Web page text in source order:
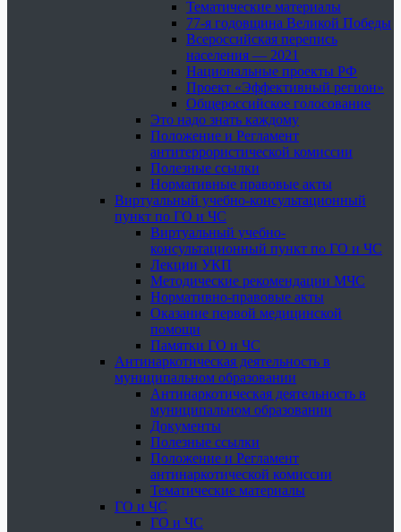
Тематические материалы
77-я годовщина Великой Победы
Всероссийская перепись
населения — 2021
Национальные проекты РФ
Проект «Эффективный регион»
Общероссийское голосование
Это надо знать каждому
Положение и Регламент
антитеррористической комиссии
Полезные ссылки
Нормативные правовые акты
Виртуальный учебно-консультационный
пункт по ГО и ЧС
Виртуальный учебно-
консультационный пункт по ГО и ЧС
Лекции УКП
Методические рекомендации МЧС
Нормативно-правовые акты
Оказание первой медицинской
помощи
Памятки ГО и ЧС
Антинаркотическая деятельность в
муниципальном образовании
Антинаркотическая деятельность в
муниципальном образовании
Документы
Полезные ссылки
Положение и Регламент
антинаркотической комиссии
Тематические материалы
ГО и ЧС
ГО и ЧС